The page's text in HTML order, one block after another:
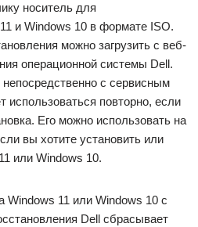
носитель для
и Windows 10 в формате ISO.
можно загрузить с веб-
операционной системы Dell.
с сервисным
использоваться повторно, если
Его можно использовать на
вы хотите установить или
или Windows 10.
11 или Windows 10 с
Dell сбрасывает